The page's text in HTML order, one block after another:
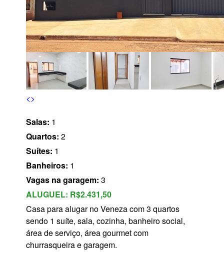
<>
Salas: 1
Quartos: 2
Suítes: 1
Banheiros: 1
Vagas na garagem: 3
ALUGUEL: R$2.431,50
Casa para alugar no Veneza com 3 quartos
sendo 1 suíte, sala, cozinha, banheiro social,
área de serviço, área gourmet com
churrasqueira e garagem.